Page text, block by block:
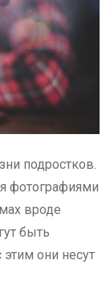
подростков.
фотографиями
вроде
быть
они несут